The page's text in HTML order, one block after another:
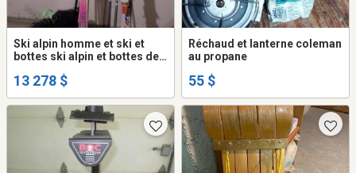
Ski alpin homme et ski et
bottes ski alpin et bottes de
13 278 $
Réchaud et lanterne coleman
au propane
55 $